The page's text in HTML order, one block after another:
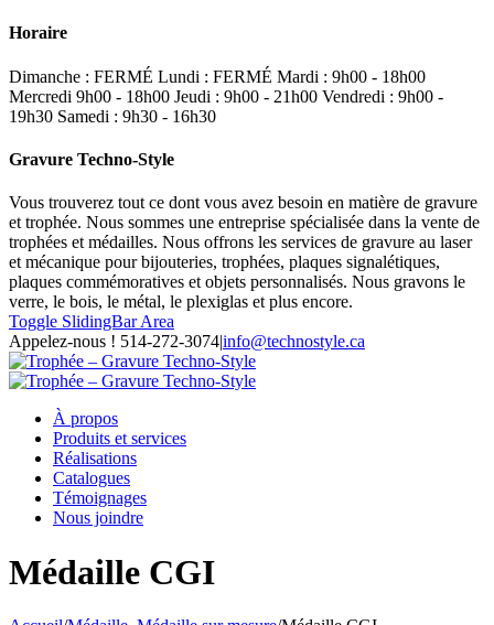
Horaire
Dimanche : FERMÉ Lundi : FERMÉ Mardi : 9h00 - 18h00
Mercredi 9h00 - 18h00 Jeudi : 9h00 - 21h00 Vendredi : 9h00 -
19h30 Samedi : 9h30 - 16h30
Gravure Techno-Style
Vous trouverez tout ce dont vous avez besoin en matière de gravure
et trophée. Nous sommes une entreprise spécialisée dans la vente de
trophées et médailles. Nous offrons les services de gravure au laser
et mécanique pour bijouteries, trophées, plaques signalétiques,
plaques commémoratives et objets personnalisés. Nous gravons le
verre, le bois, le métal, le plexiglas et plus encore.
Toggle SlidingBar Area
Appelez-nous ! 514-272-3074|info@technostyle.ca
À propos
Produits et services
Réalisations
Catalogues
Témoignages
Nous joindre
Médaille CGI